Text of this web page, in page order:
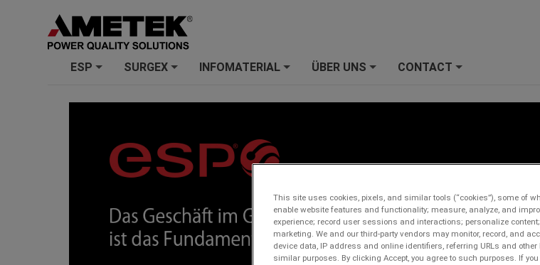
ESP SURGEX INFOMATERIAL ÜBER UNS CONTACT
ESP
This site uses cookies, pixels, and similar tools (“cookies”), some of
enable website features and functionality; measure, analyze, and
experience; record user sessions and interactions; personalize
marketing. We and our third-party vendors may monitor, record, and
device data, IP address and online identifiers, referring URLs and
similar purposes. By clicking Accept, you agree to such purposes. If